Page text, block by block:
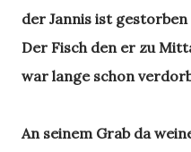
der Jannis ist gestorben
Der Fisch den er zu
war lange schon
An seinem Grab da